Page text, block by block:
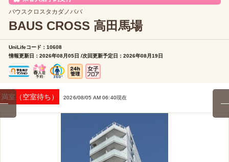
バウスクロスタカダノババ
BAUS CROSS 高田馬場
UniLifeコード：10608
情報更新日：2026年08月05日 /次回更新予定日：2026年08月19日
満室（空室待ち） 2026/08/05 AM 06:40現在